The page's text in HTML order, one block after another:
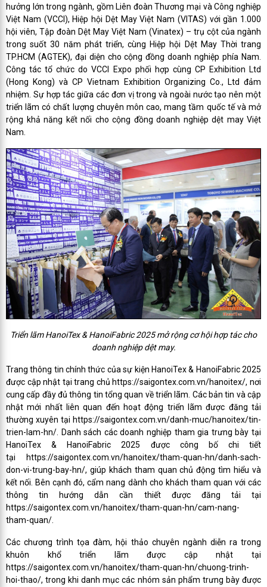
hưởng lớn trong ngành, gồm Liên đoàn Thương mại và Công nghiệp
Việt Nam (VCCI), Hiệp hội Dệt May Việt Nam (VITAS) với gần 1.000
hội viên, Tập đoàn Dệt May Việt Nam (Vinatex) – trụ cột của ngành
trong suốt 30 năm phát triển, cùng Hiệp hội Dệt May Thời trang
TP.HCM (AGTEK), đại diện cho cộng đồng doanh nghiệp phía Nam.
Công tác tổ chức do VCCI Expo phối hợp cùng CP Exhibition Ltd
(Hong Kong) và CP Vietnam Exhibition Organizing Co., Ltd đảm
nhiệm. Sự hợp tác giữa các đơn vị trong và ngoài nước tạo nên một
triển lãm có chất lượng chuyên môn cao, mang tầm quốc tế và mở
rộng khả năng kết nối cho cộng đồng doanh nghiệp dệt may Việt
Nam.
Triển lãm HanoiTex & HanoiFabric 2025 mở rộng cơ hội hợp tác cho
doanh nghiệp dệt may.
Trang thông tin chính thức của sự kiện HanoiTex & HanoiFabric 2025
được cập nhật tại trang chủ https://saigontex.com.vn/hanoitex/, nơi
cung cấp đầy đủ thông tin tổng quan về triển lãm. Các bản tin và cập
nhật mới nhất liên quan đến hoạt động triển lãm được đăng tải
thường xuyên tại https://saigontex.com.vn/danh-muc/hanoitex/tin-
trien-lam-hn/. Danh sách các doanh nghiệp tham gia trưng bày tại
HanoiTex & HanoiFabric 2025 được công bố chi tiết
tại https://saigontex.com.vn/hanoitex/tham-quan-hn/danh-sach-
don-vi-trung-bay-hn/, giúp khách tham quan chủ động tìm hiểu và
kết nối. Bên cạnh đó, cẩm nang dành cho khách tham quan với các
thông tin hướng dẫn cần thiết được đăng tải tại
https://saigontex.com.vn/hanoitex/tham-quan-hn/cam-nang-
tham-quan/.
Các chương trình tọa đàm, hội thảo chuyên ngành diễn ra trong
khuôn khổ triển lãm được cập nhật tại
https://saigontex.com.vn/hanoitex/tham-quan-hn/chuong-trinh-
hoi-thao/, trong khi danh mục các nhóm sản phẩm trưng bày được